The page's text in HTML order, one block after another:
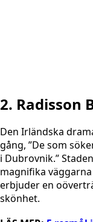
2. Radisson
Den Irländska
gång, ”De som
i Dubrovnik.”
magnifika
erbjuder en
skönhet.